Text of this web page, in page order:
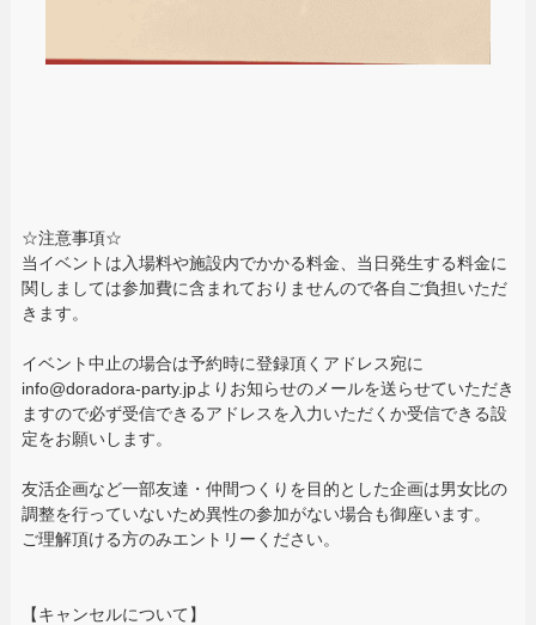
☆注意事項☆
当イベントは入場料や施設内でかかる料金、当日発生する料金に
関しましては参加費に含まれておりませんので各自ご負担いただ
きます。
イベント中止の場合は予約時に登録頂くアドレス宛に
info@doradora-party.jpよりお知らせのメールを送らせていただき
ますので必ず受信できるアドレスを入力いただくか受信できる設
定をお願いします。
友活企画など一部友達・仲間つくりを目的とした企画は男女比の
調整を行っていないため異性の参加がない場合も御座います。
ご理解頂ける方のみエントリーください。
【キャンセルについて】